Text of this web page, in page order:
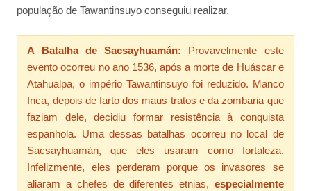
população de Tawantinsuyo conseguiu realizar.
A Batalha de Sacsayhuamán: Provavelmente este
evento ocorreu no ano 1536, após a morte de Huáscar e
Atahualpa, o império Tawantinsuyo foi reduzido. Manco
Inca, depois de farto dos maus tratos e da zombaria que
faziam dele, decidiu formar resistência à conquista
espanhola. Uma dessas batalhas ocorreu no local de
Sacsayhuamán, que eles usaram como fortaleza.
Infelizmente, eles perderam porque os invasores se
aliaram a chefes de diferentes etnias, especialmente